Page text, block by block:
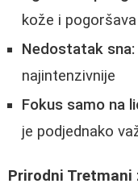
kože i
Nedostatak sna:
najintenzivnije
Fokus samo na
je podjednako
Prirodni Tretmani